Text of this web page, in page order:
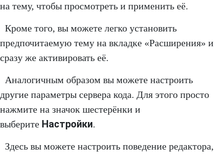
на тему, чтобы просмотреть и применить её.
Кроме того, вы можете легко установить
предпочитаемую тему на вкладке «Расширения» и
сразу же активировать её.
Аналогичным образом вы можете настроить
другие параметры сервера кода. Для этого просто
нажмите на значок шестерёнки и
выберите Настройки.
Здесь вы можете настроить поведение редактора,